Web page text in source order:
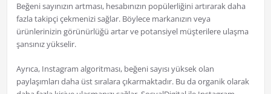
Beğeni sayınızın artması, hesabınızın popülerliğini artırarak daha
fazla takipçi çekmenizi sağlar. Böylece markanızın veya
ürünlerinizin görünürlüğü artar ve potansiyel müşterilere ulaşma
şansınız yükselir.
Ayrıca, Instagram algoritması, beğeni sayısı yüksek olan
paylaşımları daha üst sıralara çıkarmaktadır. Bu da organik olarak